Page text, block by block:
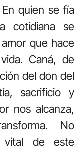
quien se fía
cotidiana se
que hace
Caná, de
del don del
sacrificio y
nos alcanza,
No
vital de este